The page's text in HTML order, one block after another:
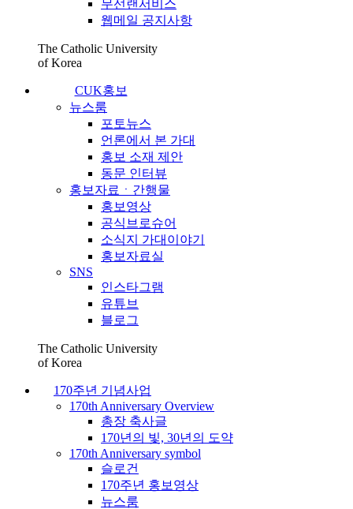
무선랜서비스
웹메일 공지사항
The Catholic University
of Korea
CUK홍보
뉴스룸
포토뉴스
언론에서 본 가대
홍보 소재 제안
동문 인터뷰
홍보자료ㆍ간행물
홍보영상
공식브로슈어
소식지 가대이야기
홍보자료실
SNS
인스타그램
유튜브
블로그
The Catholic University
of Korea
170주년 기념사업
170th Anniversary Overview
총장 축사글
170년의 빛, 30년의 도약
170th Anniversary symbol
슬로건
170주년 홍보영상
뉴스룸